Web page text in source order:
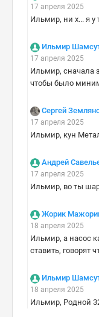
17 апреля 2025
Ильмир, ни х... я у
Ильмир
17 апреля 2025
Ильмир, сначала
чтобы было
Сергей
17 апреля 2025
Ильмир, кун
Андрей
17 апреля 2025
Ильмир, во ты
Жорик
18 апреля 2025
Ильмир, а насос
ставить, говорят
Ильмир
18 апреля 2025
Ильмир, Родной